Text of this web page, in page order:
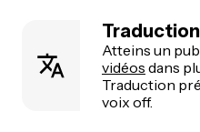
Atteins un
vidéos dans
Traduction
voix off.